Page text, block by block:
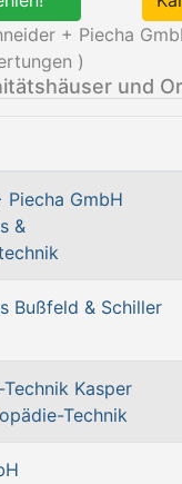
+ Piecha
)
und
Piecha GmbH
&
Bußfeld & Schiller
Kasper
Technik